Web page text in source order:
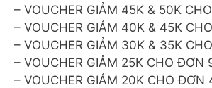
– VOUCHER GIẢM 45K & 50K
– VOUCHER GIẢM 40K & 45K
– VOUCHER GIẢM 30K & 35K
– VOUCHER GIẢM 25K CHO ĐƠN
– VOUCHER GIẢM 20K CHO ĐƠN